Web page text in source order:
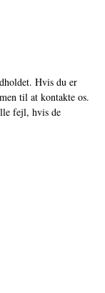
Hvis du er
til at kontakte os.
fejl, hvis de